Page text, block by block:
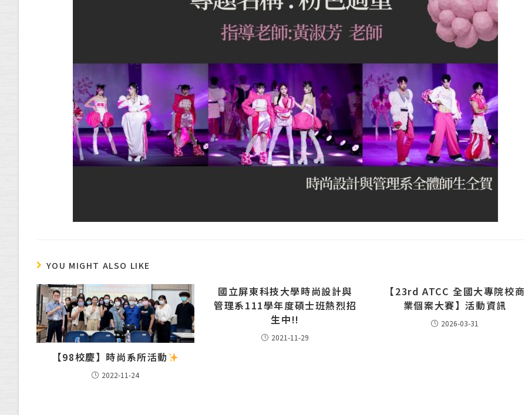
YOU MIGHT ALSO LIKE
【98校慶】時尚系所活動
2022-11-24
國立屏東科技大學時尚設計與
管理系111學年度碩士班熱烈招
生中!!
2021-11-29
【23rd ATCC 全國大專院校商
業個案大賽】活動資訊
2026-03-31